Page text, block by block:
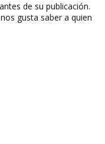
de su publicación.
gusta saber a quien